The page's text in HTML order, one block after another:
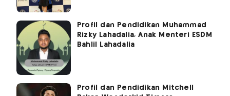
Profil dan Pendidikan Muhammad
Rizky Lahadalia, Anak Menteri ESDM
Bahlil Lahadalia
Profil dan Pendidikan Mitchell